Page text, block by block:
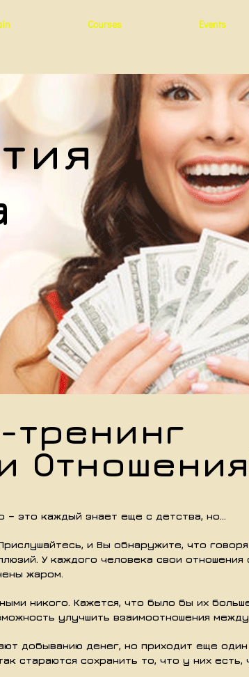
Courses Events
тренинг
– это каждый знает еще с детства, но...
и Вы обнаружите, что
У каждого человека свои
жаром.
никого. Кажется, что было бы их
улучшить взаимоотношения
добыванию денег, но приходит еще
стараются сохранить то, что у них